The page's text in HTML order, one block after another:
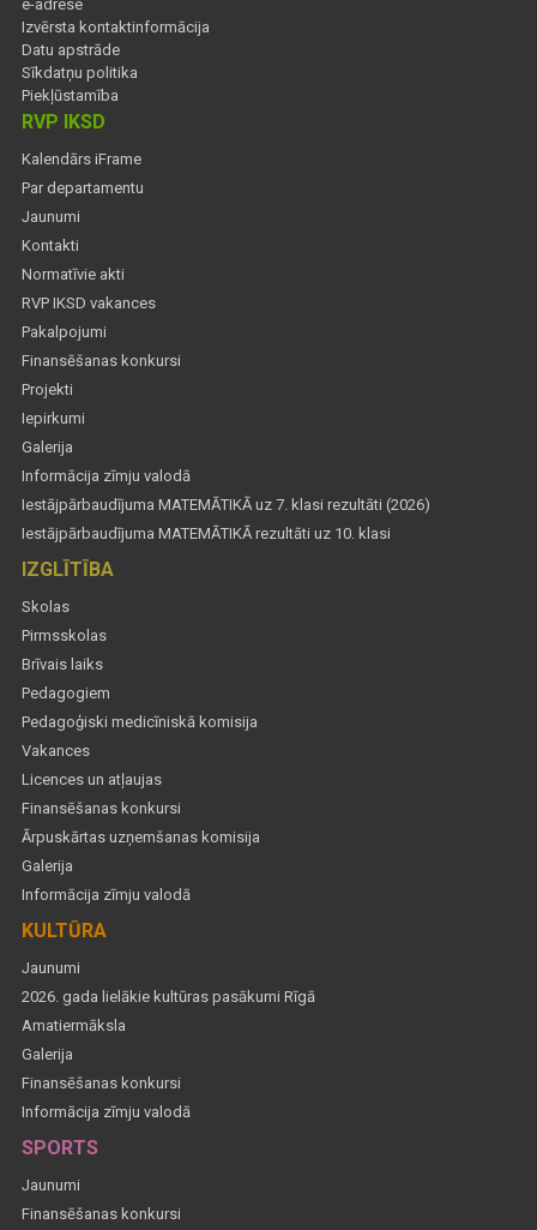
e-adrese
Izvērsta kontaktinformācija
Datu apstrāde
Sīkdatņu politika
Piekļūstamība
RVP IKSD
Kalendārs iFrame
Par departamentu
Jaunumi
Kontakti
Normatīvie akti
RVP IKSD vakances
Pakalpojumi
Finansēšanas konkursi
Projekti
Iepirkumi
Galerija
Informācija zīmju valodā
Iestājpārbaudījuma MATEMĀTIKĀ uz 7. klasi rezultāti (2026)
Iestājpārbaudījuma MATEMĀTIKĀ rezultāti uz 10. klasi
IZGLĪTĪBA
Skolas
Pirmsskolas
Brīvais laiks
Pedagogiem
Pedagoģiski medicīniskā komisija
Vakances
Licences un atļaujas
Finansēšanas konkursi
Ārpuskārtas uzņemšanas komisija
Galerija
Informācija zīmju valodā
KULTŪRA
Jaunumi
2026. gada lielākie kultūras pasākumi Rīgā
Amatiermāksla
Galerija
Finansēšanas konkursi
Informācija zīmju valodā
SPORTS
Jaunumi
Finansēšanas konkursi